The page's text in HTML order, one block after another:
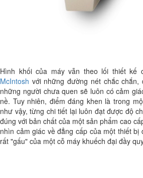
Hình khối của máy vẫn theo lối thiết kế
McIntosh với những đường nét chắc
những người chưa quen sẽ luôn có cảm
nề. Tuy nhiên, điểm đáng khen là trong
như vậy, từng chi tiết lại luôn đạt được độ
đúng với bản chất của một sản phẩm cao
nhìn cảm giác về đẳng cấp của một thiết
rất "gấu" của một cỗ máy khuếch đại đầy